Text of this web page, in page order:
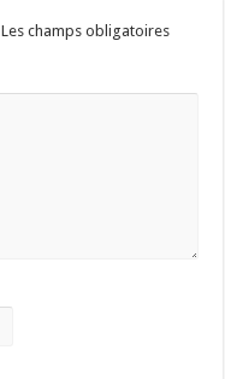
Les champs obligatoires